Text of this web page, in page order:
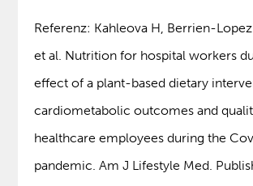
Referenz: Kahleova H, Berrien-
et al. Nutrition for hospital workers
effect of a plant-based dietary
cardiometabolic outcomes and
healthcare employees during the
pandemic. Am J Lifestyle Med.